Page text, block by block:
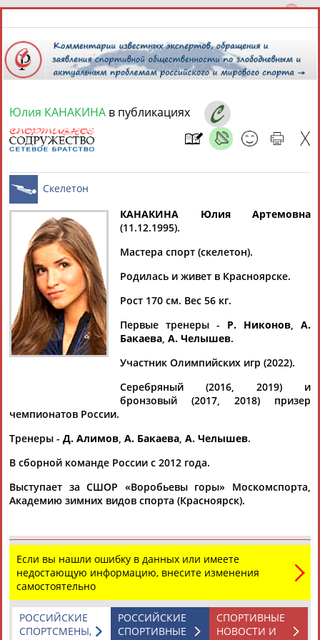
8 августа 2026 года,
СПОРТСМЕНЫ, ТРЕНЕРЫ И СПЕЦИАЛИСТЫ
Найдено: 1персона Расширенный поиск
Юлия
КАНАКИНА
Документы 1-10 из 66 найденных уникальных документов
Федерация бобслея России получила призовые от IBSF за
...Никитина заняла третье место в общем зачете Кубка мира,
Юлия Канакинабыла пятой, Алина Тарарыченкова -
04.10.2022
Скелетонистка Юлия Канакина вышла замуж за бобслеиста
Михаила Мордасова
Российская скелетонистка
бобслеиста Михаила Мордасова. Спортсменка опубликовала
в Instagram (... ...на котором она и Мордасов надевают друг
другу кольца.Канакиной26 лет. Она является чемпионкой
Юлия КАНАКИНА в публикациях
Скелетон
КАНАКИНА Юлия Артемовна
(11.12.1995).
Мастера спорт (скелетон).
Родилась и живет в Красноярске.
Рост 170 см. Вес 56 кг.
Первые тренеры - Р. Никонов, А.
Бакаева, А. Челышев.
Участник Олимпийских игр (2022).
Серебряный (2016, 2019) и
бронзовый (2017, 2018) призер
чемпионатов России.
Тренеры - Д. Алимов, А. Бакаева, А. Челышев.
В сборной команде России с 2012 года.
Выступает за СШОР «Воробьевы горы» Москомспорта,
Академию зимних видов спорта (Красноярск).
Если вы нашли ошибку в данных или имеете
недостающую информацию, внесите изменения
самостоятельно
СПОРТИВНЫЕ
НОВОСТИ И
РОССИЙСКИЕ
СПОРТИВНЫЕ
РОССИЙСКИЕ
СПОРТСМЕНЫ,